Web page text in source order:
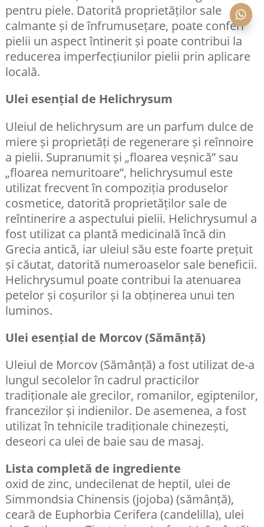
pentru piele. Datorită proprietăților sale
calmante și de înfrumusețare, poate conferi
pielii un aspect întinerit și poate contribui la
reducerea imperfecțiunilor pielii prin aplicare
locală.
Ulei esențial de Helichrysum
Uleiul de helichrysum are un parfum dulce de
miere și proprietăți de regenerare și reînnoire
a pielii. Supranumit și „floarea veșnică” sau
„floarea nemuritoare”, helichrysumul este
utilizat frecvent în compoziția produselor
cosmetice, datorită proprietăților sale de
reîntinerire a aspectului pielii. Helichrysumul a
fost utilizat ca plantă medicinală încă din
Grecia antică, iar uleiul său este foarte prețuit
și căutat, datorită numeroaselor sale beneficii.
Helichrysumul poate contribui la atenuarea
petelor și coșurilor și la obținerea unui ten
luminos.
Ulei esențial de Morcov (Sămânță)
Uleiul de Morcov (Sămânță) a fost utilizat de-a
lungul secolelor în cadrul practicilor
tradiționale ale grecilor, romanilor, egiptenilor,
francezilor și indienilor. De asemenea, a fost
utilizat în tehnicile tradiționale chinezești,
deseori ca ulei de baie sau de masaj.
Lista completă de ingrediente
oxid de zinc, undecilenat de heptil, ulei de
Simmondsia Chinensis (jojoba) (sămânță),
ceară de Euphorbia Cerifera (candelilla), ulei
